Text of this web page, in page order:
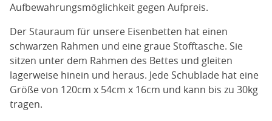
Aufbewahrungsmöglichkeit gegen Aufpreis.
Der Stauraum für unsere Eisenbetten hat einen
schwarzen Rahmen und eine graue Stofftasche. Sie
sitzen unter dem Rahmen des Bettes und gleiten
lagerweise hinein und heraus. Jede Schublade hat eine
Größe von 120cm x 54cm x 16cm und kann bis zu 30kg
tragen.